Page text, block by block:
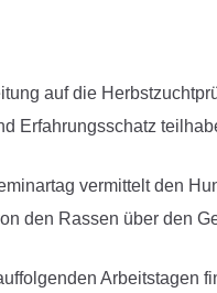
auf die
Erfahrungsschatz
vermittelt den
den Rassen über den
Arbeitstagen